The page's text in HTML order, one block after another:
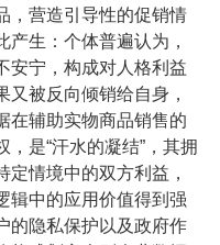
，营造引导性的促销情
生：个体普遍认为，
安宁，构成对人格利益
被反向倾销给自身，
在辅助实物商品销售的
是“汗水的凝结”，其拥
情境中的双方利益，
辑中的应用价值得到强
的隐私保护以及政府作